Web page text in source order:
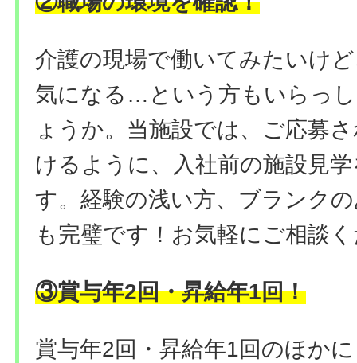
介護の現場で働いてみたいけ
気になる…という方もいらっ
ょうか。当施設では、ご応募
けるように、入社前の施設見
す。経験の浅い方、ブランク
も完璧です！お気軽にご相談
③賞与年2回・昇給年1回！
賞与年2回・昇給年1回のほか